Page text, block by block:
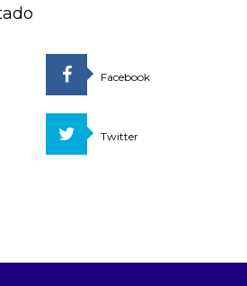
Facebook
Twitter